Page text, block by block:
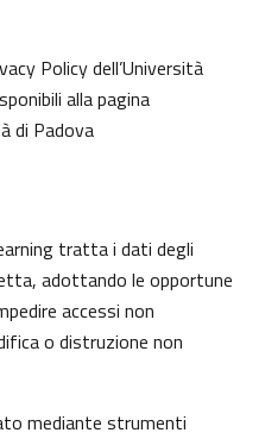
Policy dell’Università
alla pagina
di Padova
tratta i dati degli
adottando le opportune
accessi non
o distruzione non
mediante strumenti